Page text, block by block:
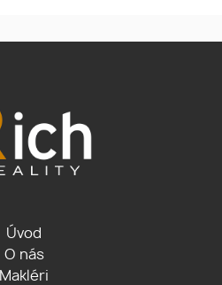
Úvod
O nás
Makléri